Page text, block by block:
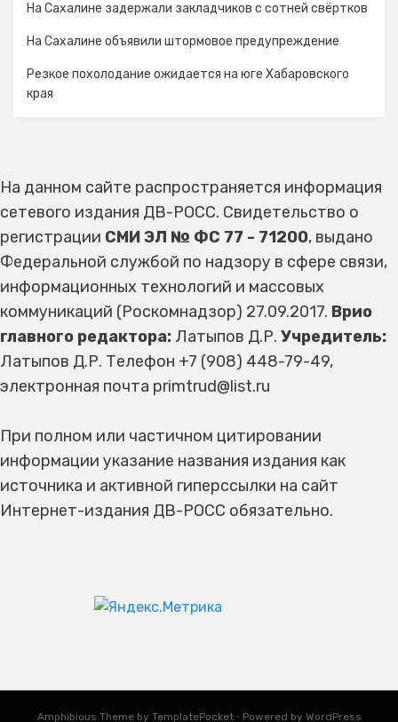
На Сахалине задержали закладчиков с сотней свёртков
На Сахалине объявили штормовое предупреждение
Резкое похолодание ожидается на юге Хабаровского
края
На данном сайте распространяется информация
сетевого издания ДВ-РОСС. Свидетельство о
регистрации СМИ ЭЛ № ФС 77 - 71200, выдано
Федеральной службой по надзору в сфере связи,
информационных технологий и массовых
коммуникаций (Роскомнадзор) 27.09.2017. Врио
главного редактора: Латыпов Д.Р. Учредитель:
Латыпов Д.Р. Телефон +7 (908) 448-79-49,
электронная почта primtrud@list.ru
При полном или частичном цитировании
информации указание названия издания как
источника и активной гиперссылки на сайт
Интернет-издания ДВ-РОСС обязательно.
Amphibious Theme by TemplatePocket ⋅ Powered by WordPress